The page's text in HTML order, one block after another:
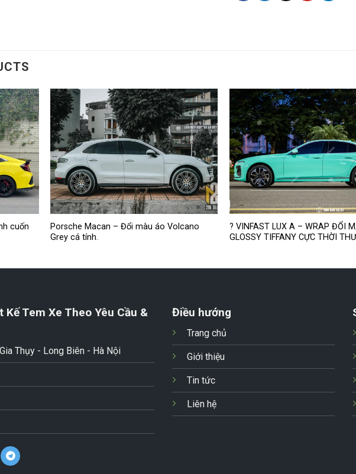
cuốn
Porsche Macan – Đổi màu áo Volcano
Grey cá tính.
? VINFAST LUX A – WRAP ĐỔI
GLOSSY TIFFANY CỰC THỜI
Tem Xe Theo Yêu Cầu &
Thụy - Long Biên - Hà Nội
Điều hướng
Trang chủ
Giới thiệu
Tin tức
Liên hệ